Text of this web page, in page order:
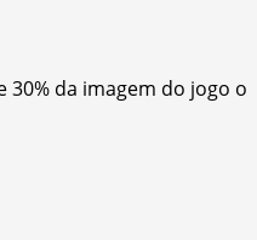
da imagem do jogo o